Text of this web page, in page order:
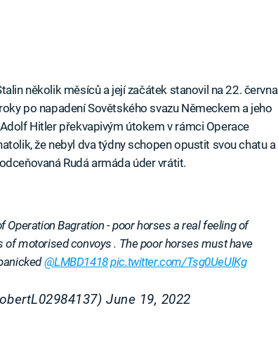
několik měsíců a její začátek stanovil na 22. června
po napadení Sovětského svazu Německem a jeho
Hitler překvapivým útokem v rámci Operace
že nebyl dva týdny schopen opustit svou chatu a
Rudá armáda úder vrátit.
Operation Bagration - poor horses a real feeling of
of motorised convoys . The poor horses must have
@LMBD1418pic.twitter.com/Tsg0UeUlKg
June 19, 2022